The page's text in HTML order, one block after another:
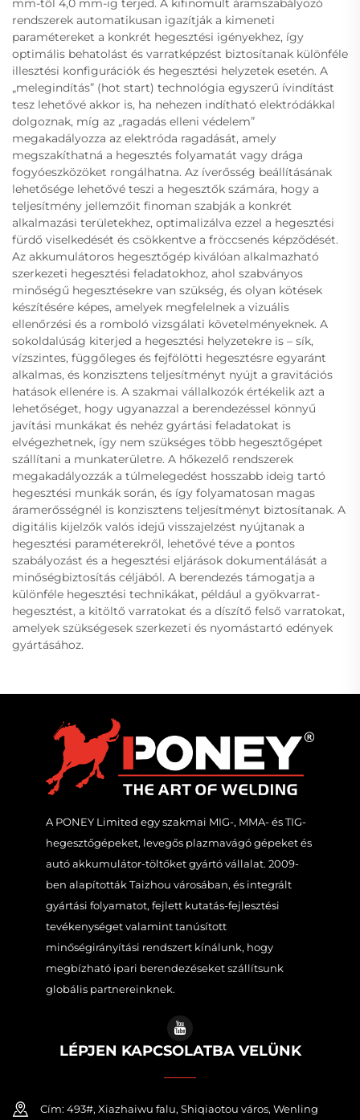
rendszerek automatikusan igazítják a kimeneti
paramétereket a konkrét hegesztési igényekhez, így
optimális behatolást és varratképzést biztosítanak különféle
illesztési konfigurációk és hegesztési helyzetek esetén. A
„melegindítás” (hot start) technológia egyszerű ívindítást
tesz lehetővé akkor is, ha nehezen indítható elektródákkal
dolgoznak, míg az „ragadás elleni védelem”
megakadályozza az elektróda ragadását, amely
megszakíthatná a hegesztés folyamatát vagy drága
fogyóeszközöket rongálhatna. Az íverősség beállításának
lehetősége lehetővé teszi a hegesztők számára, hogy a
teljesítmény jellemzőit finoman szabják a konkrét
alkalmazási területekhez, optimalizálva ezzel a hegesztési
fürdő viselkedését és csökkentve a fröccsenés képződését.
Az akkumulátoros hegesztőgép kiválóan alkalmazható
szerkezeti hegesztési feladatokhoz, ahol szabványos
minőségű hegesztésekre van szükség, és olyan kötések
készítésére képes, amelyek megfelelnek a vizuális
ellenőrzési és a romboló vizsgálati követelményeknek. A
sokoldalúság kiterjed a hegesztési helyzetekre is – sík,
vízszintes, függőleges és fejfölötti hegesztésre egyaránt
alkalmas, és konzisztens teljesítményt nyújt a gravitációs
hatások ellenére is. A szakmai vállalkozók értékelik azt a
lehetőséget, hogy ugyanazzal a berendezéssel könnyű
javítási munkákat és nehéz gyártási feladatokat is
elvégezhetnek, így nem szükséges több hegesztőgépet
szállítani a munkaterületre. A hőkezelő rendszerek
megakadályozzák a túlmelegedést hosszabb ideig tartó
hegesztési munkák során, és így folyamatosan magas
áramerősségnél is konzisztens teljesítményt biztosítanak. A
digitális kijelzők valós idejű visszajelzést nyújtanak a
hegesztési paraméterekről, lehetővé téve a pontos
szabályozást és a hegesztési eljárások dokumentálását a
minőségbiztosítás céljából. A berendezés támogatja a
különféle hegesztési technikákat, például a gyökvarrat-
hegesztést, a kitöltő varratokat és a díszítő felső varratokat,
amelyek szükségesek szerkezeti és nyomástartó edények
gyártásához.
A PONEY Limited egy szakmai MIG-, MMA- és TIG-
hegesztőgépeket, levegős plazmavágó gépeket és
autó akkumulátor-töltőket gyártó vállalat. 2009-
ben alapították Taizhou városában, és integrált
gyártási folyamatot, fejlett kutatás-fejlesztési
tevékenységet valamint tanúsított
minőségirányítási rendszert kínálunk, hogy
megbízható ipari berendezéseket szállítsunk
globális partnereinknek.
LÉPJEN KAPCSOLATBA VELÜNK
Cím: 493#, Xiazhaiwu falu, Shiqiaotou város, Wenling